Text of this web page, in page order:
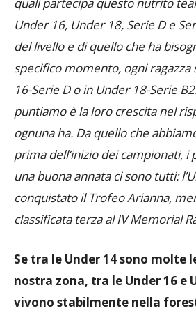
quali partecipa questo nutrito
del livello e di quello che ha
specifico momento, ogni ragazza
puntiamo è la loro crescita nel
ognuna ha. Da quello che
prima dell’inizio dei campionati, i
conquistato il Trofeo Arianna,
Se tra le Under 14 sono molte
nostra zona, tra le Under 16 e